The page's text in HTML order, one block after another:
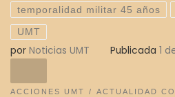
temporalidad militar 45 años
UMT
por Noticias UMT Publicada 1
ACCIONES UMT ACTUALIDAD